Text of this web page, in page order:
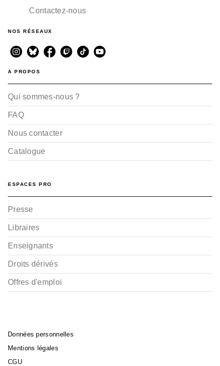
Contactez-nous
NOS RÉSEAUX
A PROPOS
Qui sommes-nous ?
FAQ
Nous contacter
Catalogue
ESPACES PRO
Presse
Libraires
Enseignants
Droits dérivés
Offres d'emploi
Données personnelles
Mentions légales
CGU